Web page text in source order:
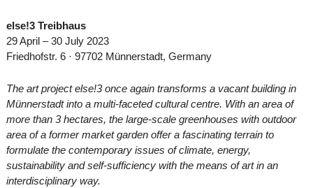
else!3 Treibhaus
29 April – 30 July 2023
Friedhofstr. 6 · 97702 Münnerstadt, Germany
The art project else!3 once again transforms a vacant building in
Münnerstadt into a multi-faceted cultural centre. With an area of
more than 3 hectares, the large-scale greenhouses with outdoor
area of a former market garden offer a fascinating terrain to
formulate the contemporary issues of climate, energy,
sustainability and self-sufficiency with the means of art in an
interdisciplinary way.